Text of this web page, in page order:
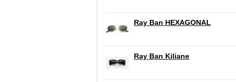
Ray Ban HEXAGONAL
Ray Ban Kiliane